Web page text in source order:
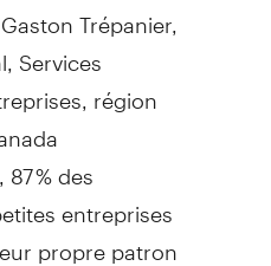
Trépanier,
Services
région
% des
entreprises
propre patron